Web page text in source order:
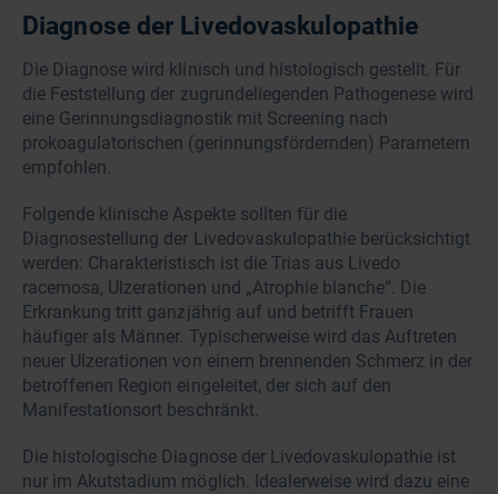
Diagnose der Livedovaskulopathie
Die Diagnose wird klinisch und histologisch gestellt. Für
die Feststellung der zugrundeliegenden Pathogenese wird
eine Gerinnungsdiagnostik mit Screening nach
prokoagulatorischen (gerinnungsfördernden) Parametern
empfohlen.
Folgende klinische Aspekte sollten für die
Diagnosestellung der Livedovaskulopathie berücksichtigt
werden: Charakteristisch ist die Trias aus Livedo
racemosa, Ulzerationen und „Atrophie blanche“. Die
Erkrankung tritt ganzjährig auf und betrifft Frauen
häufiger als Männer. Typischerweise wird das Auftreten
neuer Ulzerationen von einem brennenden Schmerz in der
betroffenen Region eingeleitet, der sich auf den
Manifestationsort beschränkt.
Die histologische Diagnose der Livedovaskulopathie ist
nur im Akutstadium möglich. Idealerweise wird dazu eine